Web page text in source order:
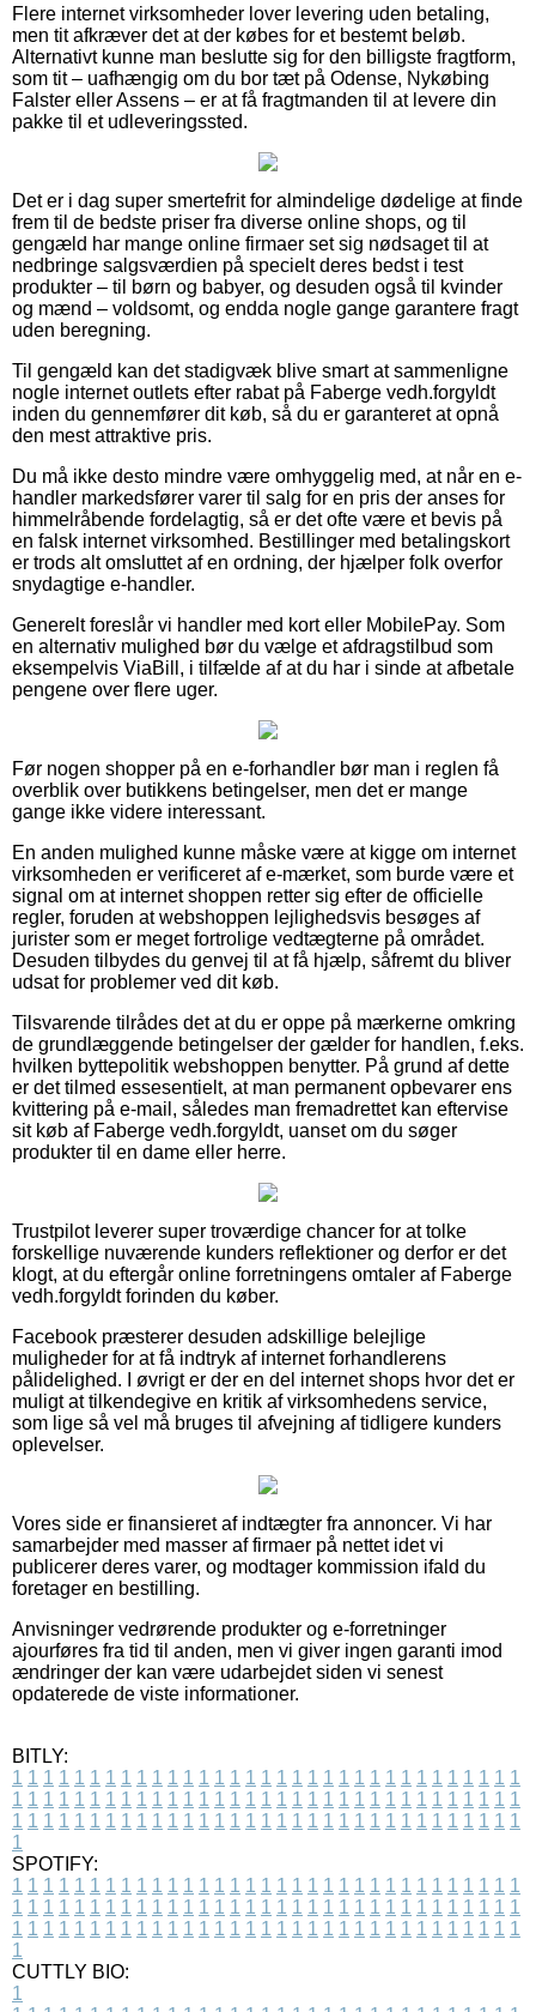
Flere internet virksomheder lover levering uden betaling,
men tit afkræver det at der købes for et bestemt beløb.
Alternativt kunne man beslutte sig for den billigste fragtform,
som tit – uafhængig om du bor tæt på Odense, Nykøbing
Falster eller Assens – er at få fragtmanden til at levere din
pakke til et udleveringssted.
Det er i dag super smertefrit for almindelige dødelige at finde
frem til de bedste priser fra diverse online shops, og til
gengæld har mange online firmaer set sig nødsaget til at
nedbringe salgsværdien på specielt deres bedst i test
produkter – til børn og babyer, og desuden også til kvinder
og mænd – voldsomt, og endda nogle gange garantere fragt
uden beregning.
Til gengæld kan det stadigvæk blive smart at sammenligne
nogle internet outlets efter rabat på Faberge vedh.forgyldt
inden du gennemfører dit køb, så du er garanteret at opnå
den mest attraktive pris.
Du må ikke desto mindre være omhyggelig med, at når en e-
handler markedsfører varer til salg for en pris der anses for
himmelråbende fordelagtig, så er det ofte være et bevis på
en falsk internet virksomhed. Bestillinger med betalingskort
er trods alt omsluttet af en ordning, der hjælper folk overfor
snydagtige e-handler.
Generelt foreslår vi handler med kort eller MobilePay. Som
en alternativ mulighed bør du vælge et afdragstilbud som
eksempelvis ViaBill, i tilfælde af at du har i sinde at afbetale
pengene over flere uger.
Før nogen shopper på en e-forhandler bør man i reglen få
overblik over butikkens betingelser, men det er mange
gange ikke videre interessant.
En anden mulighed kunne måske være at kigge om internet
virksomheden er verificeret af e-mærket, som burde være et
signal om at internet shoppen retter sig efter de officielle
regler, foruden at webshoppen lejlighedsvis besøges af
jurister som er meget fortrolige vedtægterne på området.
Desuden tilbydes du genvej til at få hjælp, såfremt du bliver
udsat for problemer ved dit køb.
Tilsvarende tilrådes det at du er oppe på mærkerne omkring
de grundlæggende betingelser der gælder for handlen, f.eks.
hvilken byttepolitik webshoppen benytter. På grund af dette
er det tilmed essesentielt, at man permanent opbevarer ens
kvittering på e-mail, således man fremadrettet kan eftervise
sit køb af Faberge vedh.forgyldt, uanset om du søger
produkter til en dame eller herre.
Trustpilot leverer super troværdige chancer for at tolke
forskellige nuværende kunders reflektioner og derfor er det
klogt, at du eftergår online forretningens omtaler af Faberge
vedh.forgyldt forinden du køber.
Facebook præsterer desuden adskillige belejlige
muligheder for at få indtryk af internet forhandlerens
pålidelighed. I øvrigt er der en del internet shops hvor det er
muligt at tilkendegive en kritik af virksomhedens service,
som lige så vel må bruges til afvejning af tidligere kunders
oplevelser.
Vores side er finansieret af indtægter fra annoncer. Vi har
samarbejder med masser af firmaer på nettet idet vi
publicerer deres varer, og modtager kommission ifald du
foretager en bestilling.
Anvisninger vedrørende produkter og e-forretninger
ajourføres fra tid til anden, men vi giver ingen garanti imod
ændringer der kan være udarbejdet siden vi senest
opdaterede de viste informationer.
BITLY:
1 1 1 1 1 1 1 1 1 1 1 1 1 1 1 1 1 1 1 1 1 1 1 1 1 1 1 1 1 1 1 1 1
1 1 1 1 1 1 1 1 1 1 1 1 1 1 1 1 1 1 1 1 1 1 1 1 1 1 1 1 1 1 1 1 1
1 1 1 1 1 1 1 1 1 1 1 1 1 1 1 1 1 1 1 1 1 1 1 1 1 1 1 1 1 1 1 1 1
1
SPOTIFY:
1 1 1 1 1 1 1 1 1 1 1 1 1 1 1 1 1 1 1 1 1 1 1 1 1 1 1 1 1 1 1 1 1
1 1 1 1 1 1 1 1 1 1 1 1 1 1 1 1 1 1 1 1 1 1 1 1 1 1 1 1 1 1 1 1 1
1 1 1 1 1 1 1 1 1 1 1 1 1 1 1 1 1 1 1 1 1 1 1 1 1 1 1 1 1 1 1 1 1
1
CUTTLY BIO:
1